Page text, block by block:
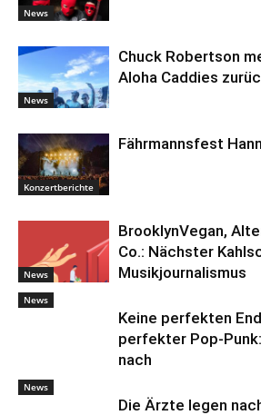
News
News
Chuck Robertson
Aloha Caddies
Konzertberichte
Fährmannsfest
News
BrooklynVegan,
Co.: Nächster
Musikjournalismus
News
Keine perfekten
perfekter Pop-
nach
News
Die Ärzte legen